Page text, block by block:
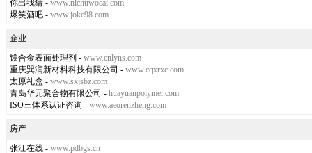
你出我猜 - www.nichuwocai.com
爆笑酒吧 - www.joke98.com
企业
镁合金表面处理剂 - www.cnlyns.com
重庆巽润新材料科技有限公司 - www.cqxrxc.com
太原礼盒 - www.sxjsbz.com
青岛华元聚合物有限公司 - huayuanpolymer.com
ISO三体系认证咨询 - www.aeorenzheng.com
房产
张江在线 - www.pdbgs.cn